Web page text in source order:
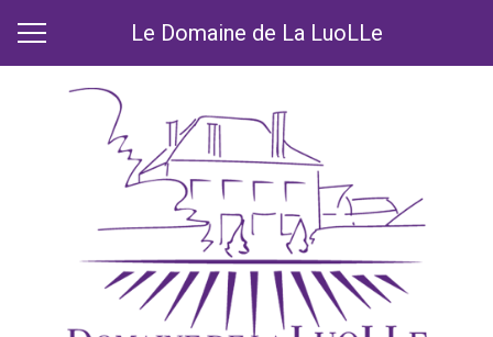
Le Domaine de La LuoLLe